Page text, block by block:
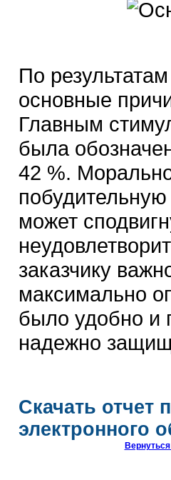
По
основные
Главным
была
42 %.
может
заказчику
максимально
было удобно и
надежно
Скачать отчет
электронного